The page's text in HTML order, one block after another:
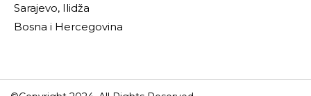
Sarajevo, Ilidža
Bosna i Hercegovina